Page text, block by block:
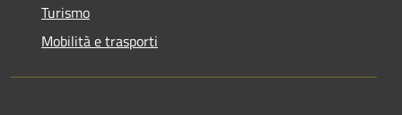
Turismo
Mobilità e trasporti